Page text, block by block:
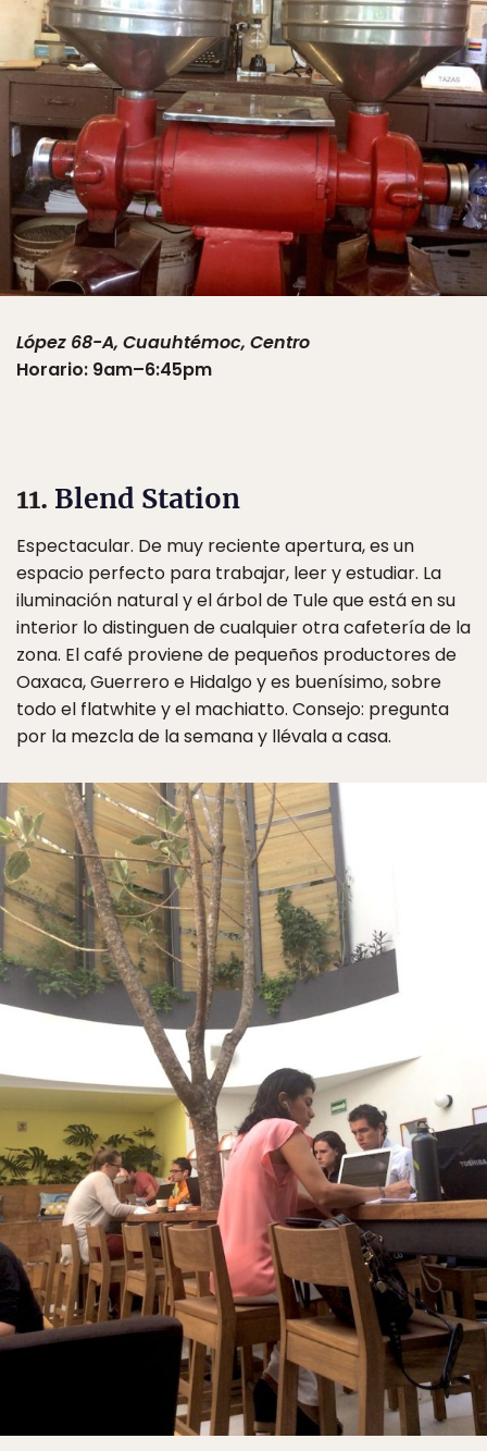
López 68-A, Cuauhtémoc, Centro
Horario: 9am–6:45pm
11. Blend Station
Espectacular. De muy reciente apertura, es un
espacio perfecto para trabajar, leer y estudiar. La
iluminación natural y el árbol de Tule que está en su
interior lo distinguen de cualquier otra cafetería de la
zona. El café proviene de pequeños productores de
Oaxaca, Guerrero e Hidalgo y es buenísimo, sobre
todo el flatwhite y el machiatto. Consejo: pregunta
por la mezcla de la semana y llévala a casa.